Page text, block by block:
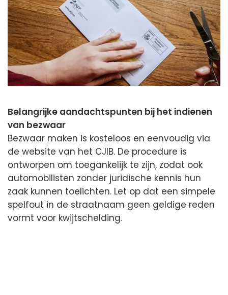
Belangrijke aandachtspunten bij het indienen
van bezwaar
Bezwaar maken is kosteloos en eenvoudig via
de website van het CJIB. De procedure is
ontworpen om toegankelijk te zijn, zodat ook
automobilisten zonder juridische kennis hun
zaak kunnen toelichten. Let op dat een simpele
spelfout in de straatnaam geen geldige reden
vormt voor kwijtschelding.